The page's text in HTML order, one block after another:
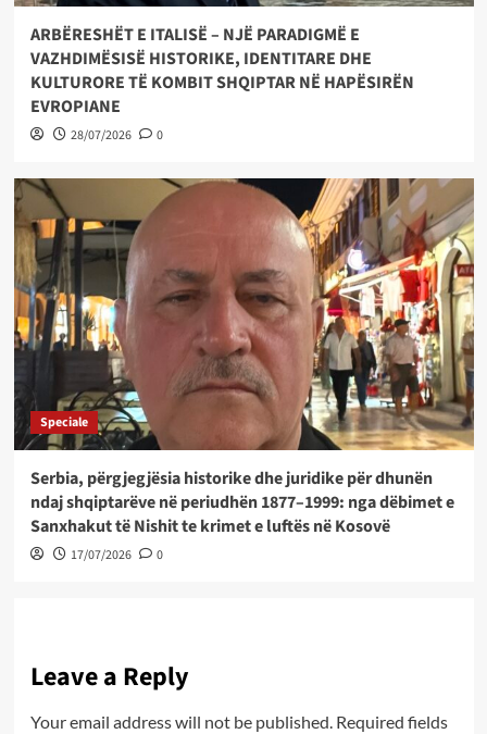
ARBËRESHËT E ITALISË – NJË PARADIGMË E
VAZHDIMËSISË HISTORIKE, IDENTITARE DHE
KULTURORE TË KOMBIT SHQIPTAR NË HAPËSIRËN
EVROPIANE
28/07/2026 0
Speciale
Serbia, përgjegjësia historike dhe juridike për dhunën
ndaj shqiptarëve në periudhën 1877–1999: nga dëbimet e
Sanxhakut të Nishit te krimet e luftës në Kosovë
17/07/2026 0
Leave a Reply
Your email address will not be published. Required fields